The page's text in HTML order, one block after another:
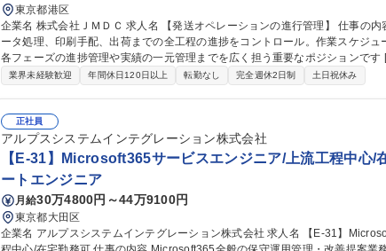
東京都港区
企業名 株式会社ＪＭＤＣ 求人名 【発送オペレーションの進行管理】 仕事の内容 案件受注から納期に合わせたデ
ータ処理、印刷手配、出荷までの全工程の進捗をコントロール。作業スケジュ
各フェーズの進捗管理や実績の一元管理までを広く担う重要なポジションです [1]内製業務：品質チェック・出荷
対応・資材管理 [2]外注業務：発注進行 [3]進行管理・事務： ・案件コントロ
業界未経験歓迎 年間休日120日以上 転勤なし 完全週休2日制 土日祝休み
正社員
アルプスシステムインテグレーション株式会社
【E-31】Microsoft365サービスエンジニア/上流工程中心/
ートエンジニア
月給30万4800円～44万9100円
東京都大田区
企業名 アルプスシステムインテグレーション株式会社 求人名 【E-31】Microsoft365サービスエンジニア/上流工